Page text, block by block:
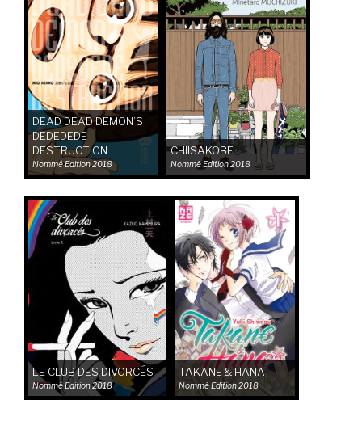
DEAD DEAD DEMON’S
DEDEDEDE
DESTRUCTION
NomméEdition 2018
CHIISAKOBE
NomméEdition 2018
LE CLUB DES DIVORCÉS
NomméEdition 2018
TAKANE & HANA
NomméEdition 2018